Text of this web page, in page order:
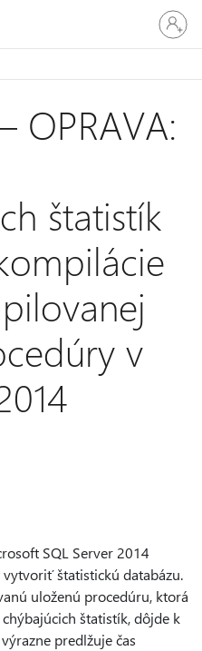
Prihláste
sa
k
kontu
OPRAVA:
štatistík
v
SQL Server 2014
štatistickú databázu.
uloženú procedúru, ktorá
štatistík, dôjde k
predlžuje čas